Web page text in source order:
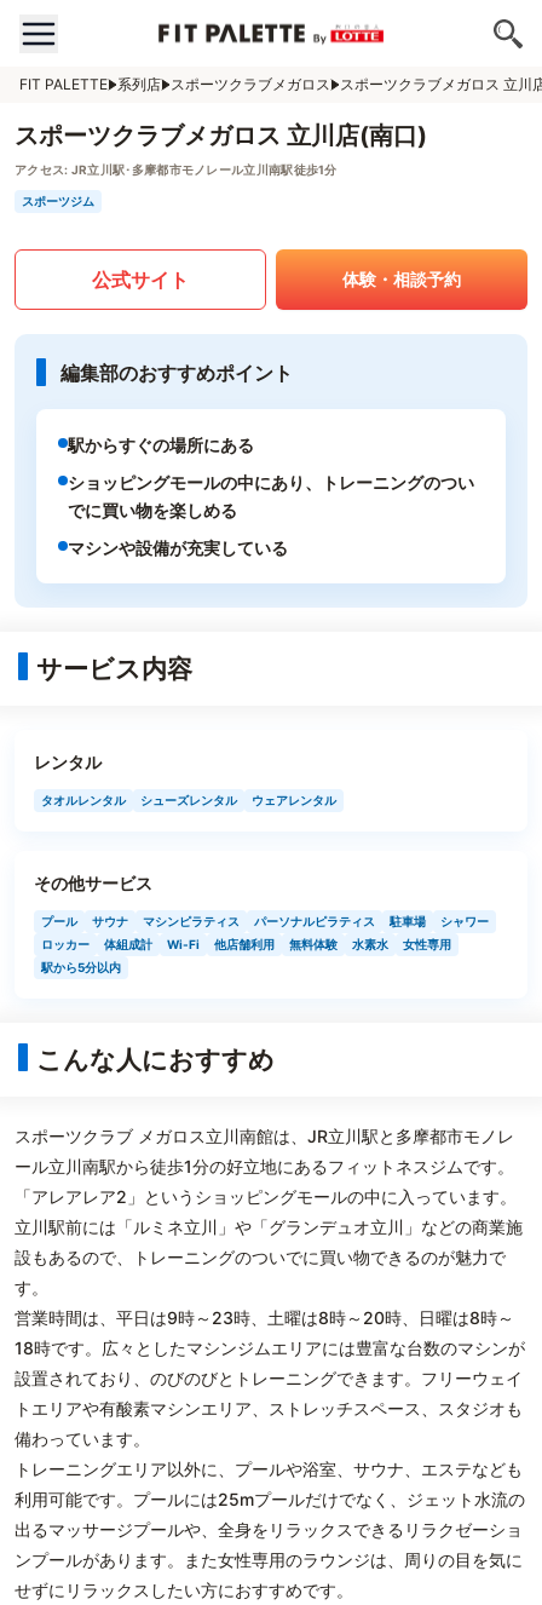
FIT PALETTE 系列店 スポーツクラブメガロス スポーツクラブメガロス 立川
スポーツクラブメガロス 立川店(南口)
アクセス: JR立川駅･多摩都市モノレール立川南駅徒歩1分
スポーツジム
公式サイト 体験・相談予約
編集部のおすすめポイント
駅からすぐの場所にある
ショッピングモールの中にあり、トレーニングのつい
でに買い物を楽しめる
マシンや設備が充実している
サービス内容
レンタル
タオルレンタル シューズレンタル ウェアレンタル
その他サービス
プール サウナ マシンピラティス パーソナルピラティス 駐車場
シャワー
ロッカー
体組成計 Wi-Fi 他店舗利用 無料体験 水素水
女性専用
駅から5分以内
こんな人におすすめ
スポーツクラブ メガロス立川南館は、JR立川駅と多摩都市モノレ
ール立川南駅から徒歩1分の好立地にあるフィットネスジムです。
「アレアレア2」というショッピングモールの中に入っています。
立川駅前には「ルミネ立川」や「グランデュオ立川」などの商業施
設もあるので、トレーニングのついでに買い物できるのが魅力で
す。
営業時間は、平日は9時～23時、土曜は8時～20時、日曜は8時～
18時です。広々としたマシンジムエリアには豊富な台数のマシンが
設置されており、のびのびとトレーニングできます。フリーウェイ
トエリアや有酸素マシンエリア、ストレッチスペース、スタジオも
備わっています。
トレーニングエリア以外に、プールや浴室、サウナ、エステなども
利用可能です。プールには25mプールだけでなく、ジェット水流の
出るマッサージプールや、全身をリラックスできるリラクゼーショ
ンプールがあります。また女性専用のラウンジは、周りの目を気に
せずにリラックスしたい方におすすめです。